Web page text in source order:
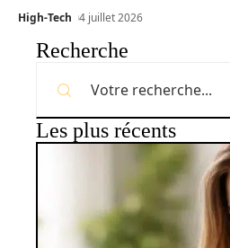
High-Tech 4 juillet 2026
Recherche
Les plus récents